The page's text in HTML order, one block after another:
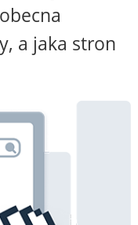
a jaka stron